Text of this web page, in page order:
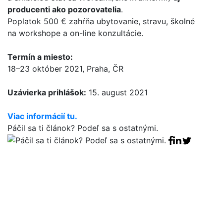
producenti ako pozorovatelia.
Poplatok 500 € zahŕňa ubytovanie, stravu, školné
na workshope a on-line konzultácie.
Termín a miesto:
18–23 október 2021, Praha, ČR
Uzávierka prihlášok: 15. august 2021
Viac informácií tu.
Páčil sa ti článok? Podeľ sa s ostatnými.
Facebook
Linkedin
Tweet